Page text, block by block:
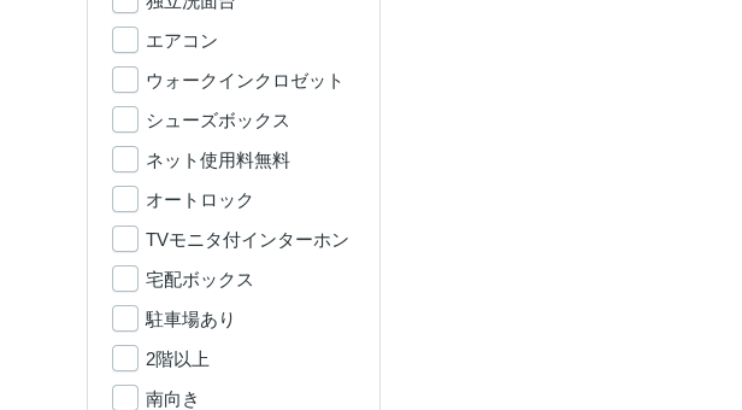
エアコン
ウォークインクロゼット
シューズボックス
ネット使用料無料
オートロック
TVモニタ付インターホン
宅配ボックス
駐車場あり
2階以上
南向き